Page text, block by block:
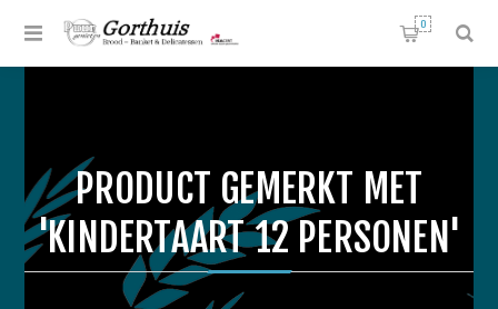
0
PRODUCT GEMERKT MET
'KINDERTAART 12 PERSONEN'